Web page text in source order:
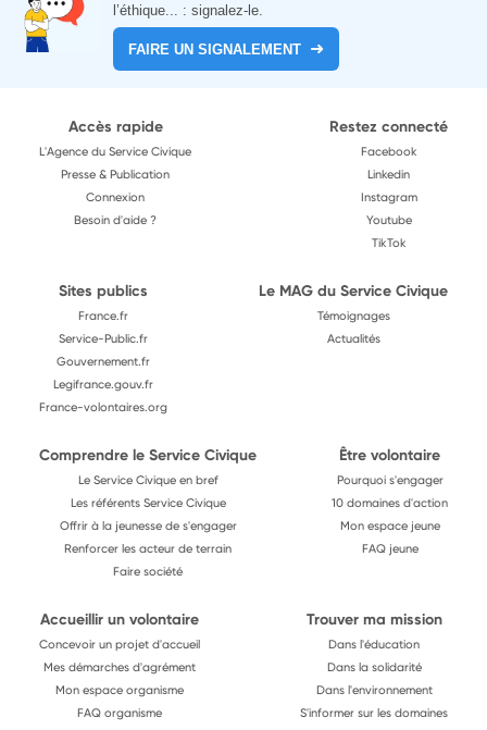
l’éthique... : signalez-le.
FAIRE UN SIGNALEMENT
Accès rapide
L'Agence du Service Civique
Presse & Publication
Connexion
Besoin d'aide ?
Restez connecté
Facebook
Linkedin
Instagram
Youtube
TikTok
Sites publics
France.fr
Service-Public.fr
Gouvernement.fr
Legifrance.gouv.fr
France-volontaires.org
Le MAG du Service Civique
Témoignages
Actualités
Comprendre le Service Civique
Le Service Civique en bref
Les référents Service Civique
Offrir à la jeunesse de s'engager
Renforcer les acteur de terrain
Faire société
Être volontaire
Pourquoi s'engager
10 domaines d'action
Mon espace jeune
FAQ jeune
Accueillir un volontaire
Concevoir un projet d'accueil
Mes démarches d'agrément
Mon espace organisme
FAQ organisme
Trouver ma mission
Dans l'éducation
Dans la solidarité
Dans l'environnement
S'informer sur les domaines